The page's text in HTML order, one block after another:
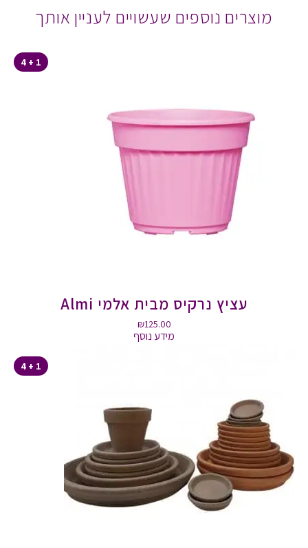
מוצרים נוספים שעשויים לעניין אותך
1 + 4
עציץ נרקיס מבית אלמי Almi
₪125.00
מידע נוסף
1 + 4